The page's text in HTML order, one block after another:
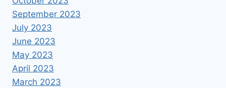
September 2023
July 2023
June 2023
May 2023
April 2023
March 2023